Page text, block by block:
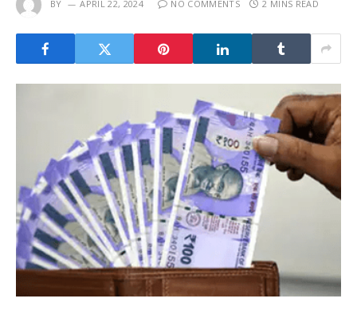
BY APRIL 22, 2024 NO COMMENTS 2 MINS READ